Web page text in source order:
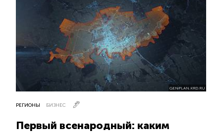
GENPLAN.KRD.RU
РЕГИОНЫ БИЗНЕС
Первый всенародный: каким